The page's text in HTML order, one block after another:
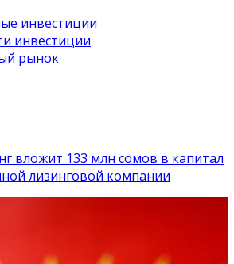
инвестиции
инвестиции
рынок
вложит 133 млн сомов в капитал
лизинговой компании